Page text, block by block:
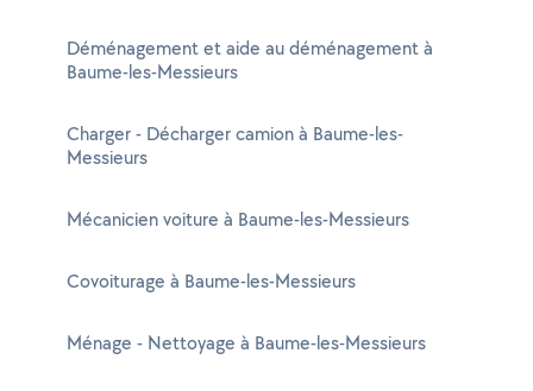
Déménagement et aide au déménagement à
Baume-les-Messieurs
Charger - Décharger camion à Baume-les-
Messieurs
Mécanicien voiture à Baume-les-Messieurs
Covoiturage à Baume-les-Messieurs
Ménage - Nettoyage à Baume-les-Messieurs